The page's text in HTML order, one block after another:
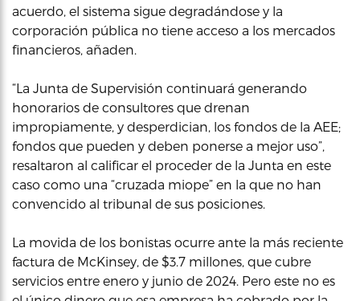
acuerdo, el sistema sigue degradándose y la
corporación pública no tiene acceso a los mercados
financieros, añaden.
“La Junta de Supervisión continuará generando
honorarios de consultores que drenan
impropiamente, y desperdician, los fondos de la AEE;
fondos que pueden y deben ponerse a mejor uso”,
resaltaron al calificar el proceder de la Junta en este
caso como una “cruzada miope” en la que no han
convencido al tribunal de sus posiciones.
La movida de los bonistas ocurre ante la más reciente
factura de McKinsey, de $3.7 millones, que cubre
servicios entre enero y junio de 2024. Pero este no es